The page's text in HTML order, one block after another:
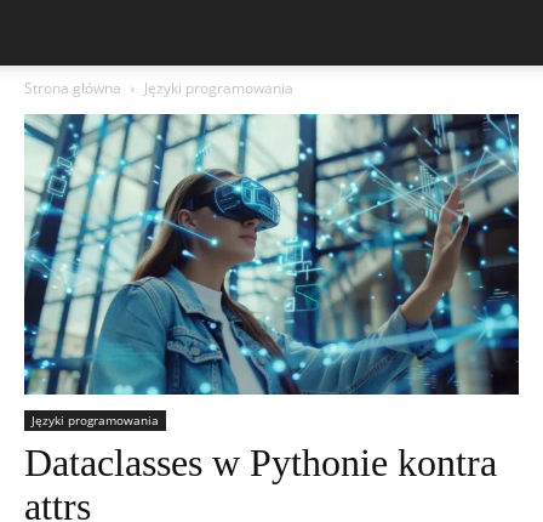
Strona główna Języki programowania
Języki programowania
Dataclasses w Pythonie kontra
attrs